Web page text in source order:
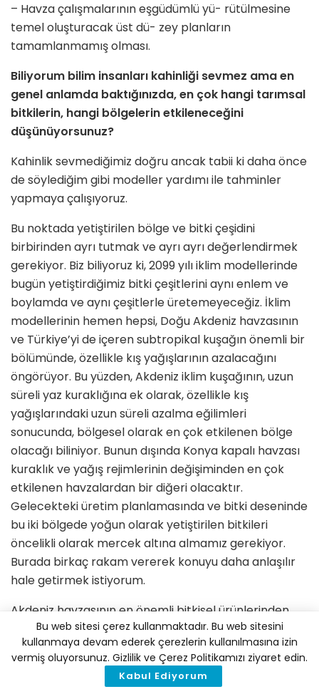
– Havza çalışmalarının eşgüdümlü yü- rütülmesine
temel oluşturacak üst dü- zey planların
tamamlanmamış olması.
Biliyorum bilim insanları kahinliği sevmez ama en
genel anlamda baktığınızda, en çok hangi tarımsal
bitkilerin, hangi bölgelerin etkileneceğini
düşünüyorsunuz?
Kahinlik sevmediğimiz doğru ancak tabii ki daha önce
de söylediğim gibi modeller yardımı ile tahminler
yapmaya çalışıyoruz.
Bu noktada yetiştirilen bölge ve bitki çeşidini
birbirinden ayrı tutmak ve ayrı ayrı değerlendirmek
gerekiyor. Biz biliyoruz ki, 2099 yılı iklim modellerinde
bugün yetiştirdiğimiz bitki çeşitlerini aynı enlem ve
boylamda ve aynı çeşitlerle üretemeyeceğiz. İklim
modellerinin hemen hepsi, Doğu Akdeniz havzasının
ve Türkiye’yi de içeren subtropikal kuşağın önemli bir
bölümünde, özellikle kış yağışlarının azalacağını
öngörüyor. Bu yüzden, Akdeniz iklim kuşağının, uzun
süreli yaz kuraklığına ek olarak, özellikle kış
yağışlarındaki uzun süreli azalma eğilimleri
sonucunda, bölgesel olarak en çok etkilenen bölge
olacağı biliniyor. Bunun dışında Konya kapalı havzası
kuraklık ve yağış rejimlerinin değişiminden en çok
etkilenen havzalardan bir diğeri olacaktır.
Gelecekteki üretim planlamasında ve bitki deseninde
bu iki bölgede yoğun olarak yetiştirilen bitkileri
öncelikli olarak mercek altına almamız gerekiyor.
Burada birkaç rakam vererek konuyu daha anlaşılır
hale getirmek istiyorum.
Akdeniz havzasının en önemli bitkisel ürünlerinden
birisinin narenciye olduğunu biliyoruz. Türkiye
portakal üretiminde 2005 yılı ile 2017 yılları arasında
533 hektarlık ekim alanındaki küçülme ile birlikte
ekim alanındaki küçülmeyi doğrulamayacak şekilde
Bu web sitesi çerez kullanmaktadır. Bu web sitesini
kullanmaya devam ederek çerezlerin kullanılmasına izin
vermiş oluyorsunuz. Gizlilik ve Çerez Politikamızı ziyaret edin.
Kabul Ediyorum